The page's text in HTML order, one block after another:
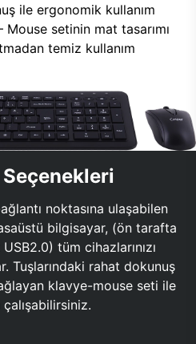
ile ergonomik kullanım
Mouse setinin mat tasarımı
temiz kullanım
noktasına ulaşabilen
bilgisayar, (ön tarafta
tüm cihazlarınızı
Tuşlarındaki rahat dokunuş
klavye-mouse seti ile